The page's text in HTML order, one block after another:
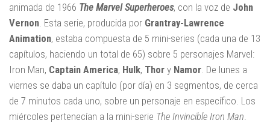
animada de 1966 The Marvel Superheroes, con la voz de John
Vernon . Esta serie, producida por Grantray-Lawrence
Animation, estaba compuesta de 5 mini-series (cada una de 13
capítulos, haciendo un total de 65) sobre 5 personajes Marvel:
Iron Man, Captain America, Hulk, Thor y Namor . De lunes a
viernes se daba un capítulo (por día) en 3 segmentos, de cerca
de 7 minutos cada uno, sobre un personaje en específico. Los
miércoles pertenecían a la mini-serie The Invincible Iron Man